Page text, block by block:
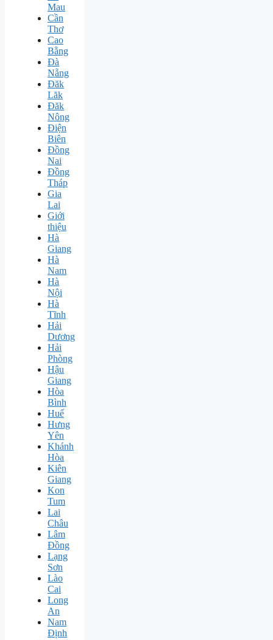
Mau
Cần
Thơ
Cao
Bằng
Đà
Nẵng
Đăk
Lăk
Đăk
Nông
Điện
Biên
Đồng
Nai
Đồng
Tháp
Gia
Lai
Giới
thiệu
Hà
Giang
Hà
Nam
Hà
Nội
Hà
Tĩnh
Hải
Dương
Hải
Phòng
Hậu
Giang
Hòa
Bình
Huế
Hưng
Yên
Khánh
Hòa
Kiên
Giang
Kon
Tum
Lai
Châu
Lâm
Đồng
Lạng
Sơn
Lào
Cai
Long
An
Nam
Định